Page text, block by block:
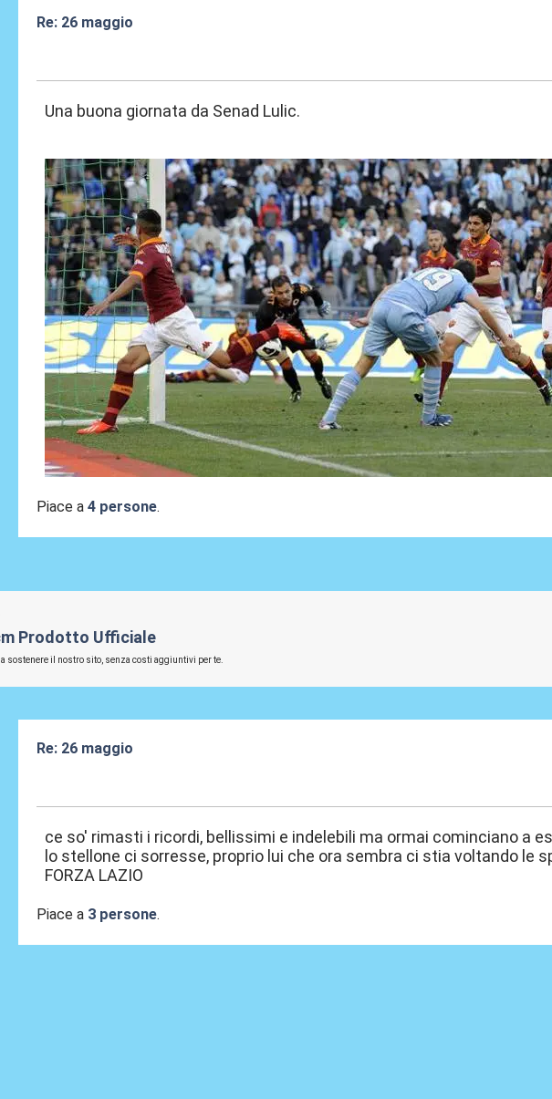
Re: 26 maggio
Una buona giornata da Senad Lulic.
Piace a4 persone.
Prodotto Ufficiale
il nostro sito, senza costi aggiuntivi per te.
Re: 26 maggio
ce so' rimasti i ricordi, bellissimi e indelebili ma ormai cominciano a
lo stellone ci sorresse, proprio lui che ora sembra ci stia voltando le
FORZA LAZIO
Piace a 3 persone.